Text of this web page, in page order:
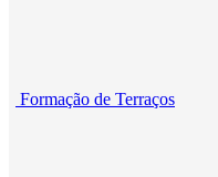
Formação de Terraços